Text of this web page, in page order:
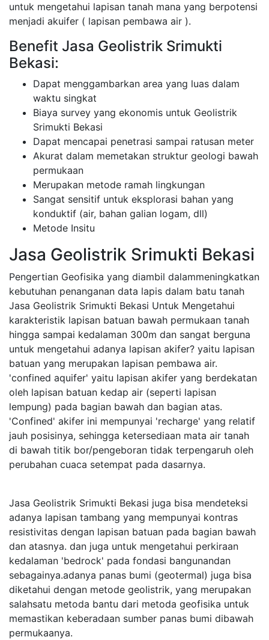
untuk mengetahui lapisan tanah mana yang berpotensi
menjadi akuifer ( lapisan pembawa air ).
Benefit Jasa Geolistrik Srimukti
Bekasi:
Dapat menggambarkan area yang luas dalam
waktu singkat
Biaya survey yang ekonomis untuk Geolistrik
Srimukti Bekasi
Dapat mencapai penetrasi sampai ratusan meter
Akurat dalam memetakan struktur geologi bawah
permukaan
Merupakan metode ramah lingkungan
Sangat sensitif untuk eksplorasi bahan yang
konduktif (air, bahan galian logam, dll)
Metode Insitu
Jasa Geolistrik Srimukti Bekasi
Pengertian Geofisika yang diambil dalammeningkatkan
kebutuhan penanganan data lapis dalam batu tanah
Jasa Geolistrik Srimukti Bekasi Untuk Mengetahui
karakteristik lapisan batuan bawah permukaan tanah
hingga sampai kedalaman 300m dan sangat berguna
untuk mengetahui adanya lapisan akifer? yaitu lapisan
batuan yang merupakan lapisan pembawa air.
'confined aquifer' yaitu lapisan akifer yang berdekatan
oleh lapisan batuan kedap air (seperti lapisan
lempung) pada bagian bawah dan bagian atas.
'Confined' akifer ini mempunyai 'recharge' yang relatif
jauh posisinya, sehingga ketersediaan mata air tanah
di bawah titik bor/pengeboran tidak terpengaruh oleh
perubahan cuaca setempat pada dasarnya.
Jasa Geolistrik Srimukti Bekasi juga bisa mendeteksi
adanya lapisan tambang yang mempunyai kontras
resistivitas dengan lapisan batuan pada bagian bawah
dan atasnya. dan juga untuk mengetahui perkiraan
kedalaman 'bedrock' pada fondasi bangunandan
sebagainya.adanya panas bumi (geotermal) juga bisa
diketahui dengan metode geolistrik, yang merupakan
salahsatu metoda bantu dari metoda geofisika untuk
memastikan keberadaan sumber panas bumi dibawah
permukaanya.